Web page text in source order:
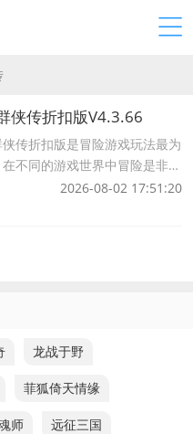
侠传折扣版V4.3.66
传折扣版是冒险游戏玩法最为
不同的游戏世界中冒险是非常
放松的，所有这些都是最受欢迎
2026-08-02 17:51:20
龙战于野
菲狐倚天情缘
师 远征三国